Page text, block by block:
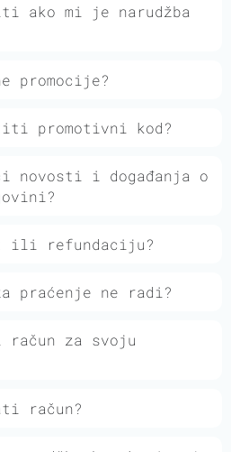
ako mi je narudžba
promocije?
promotivni kod?
novosti i događanja o
ili refundaciju?
praćenje ne radi?
račun za svoju
račun?